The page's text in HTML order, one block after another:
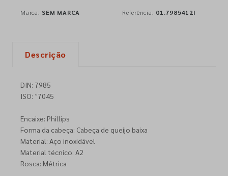
Marca: SEM MARCA Referência: 01.7985412I
Descrição
DIN: 7985
ISO: ˜7045
Encaixe: Phillips
Forma da cabeça: Cabeça de queijo baixa
Material: Aço inoxidável
Material técnico: A2
Rosca: Métrica